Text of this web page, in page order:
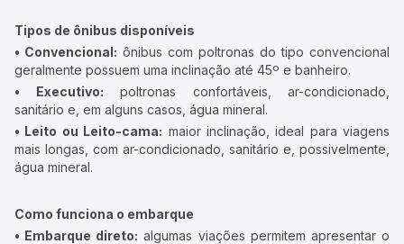
Tipos de ônibus disponíveis
• Convencional: ônibus com poltronas do tipo convencional
geralmente possuem uma inclinação até 45º e banheiro.
• Executivo: poltronas confortáveis, ar-condicionado,
sanitário e, em alguns casos, água mineral.
• Leito ou Leito-cama: maior inclinação, ideal para viagens
mais longas, com ar-condicionado, sanitário e, possivelmente,
água mineral.
Como funciona o embarque
• Embarque direto: algumas viações permitem apresentar o